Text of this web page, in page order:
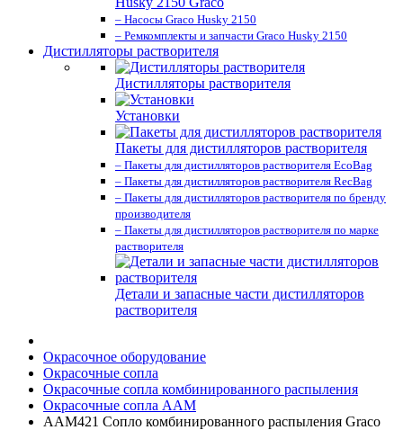
– Насосы Graco Husky 2150
– Ремкомплекты и запчасти Graco Husky 2150
Дистилляторы растворителя
Дистилляторы растворителя
Установки
Пакеты для дистилляторов растворителя
– Пакеты для дистилляторов растворителя EcoBag
– Пакеты для дистилляторов растворителя RecBag
– Пакеты для дистилляторов растворителя по бренду
производителя
– Пакеты для дистилляторов растворителя по марке
растворителя
Детали и запасные части дистилляторов
растворителя
Окрасочное оборудование
Окрасочные сопла
Окрасочные сопла комбинированного распыления
Окрасочные сопла AAM
AAM421 Сопло комбинированного распыления Graco